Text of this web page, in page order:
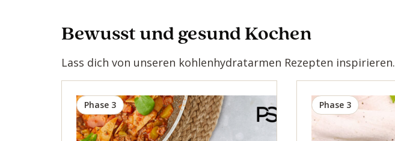
Bewusst und gesund Kochen
Lass dich von unseren kohlenhydratarmen Rezepten inspirieren.
Phase 3 Phase 3